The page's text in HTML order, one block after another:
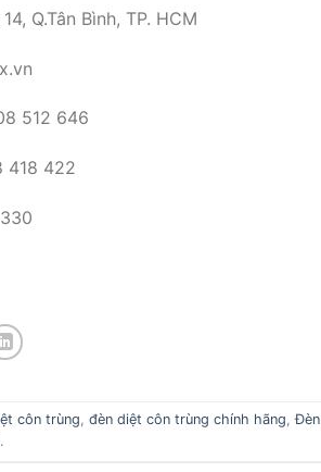
Q.Tân Bình, TP. HCM
512 646
418 422
côn trùng, đèn diệt côn trùng chính hãng,
.